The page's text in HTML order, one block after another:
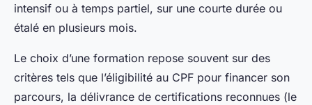
intensif ou à temps partiel, sur une courte durée ou
étalé en plusieurs mois.
Le choix d’une formation repose souvent sur des
critères tels que l’éligibilité au CPF pour financer son
parcours, la délivrance de certifications reconnues (le